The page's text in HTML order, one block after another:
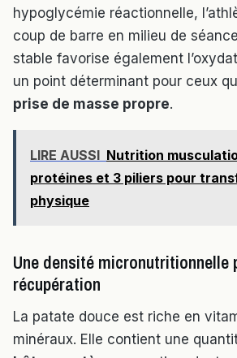
hypoglycémie réactionnelle,
coup de barre en milieu de
stable favorise également
un point déterminant pour ceux
prise de masse propre.
LIRE AUSSI Nutrition
protéines et 3 piliers pour
physique
Une densité micronutritionnelle
récupération
La patate douce est riche en
minéraux. Elle contient une